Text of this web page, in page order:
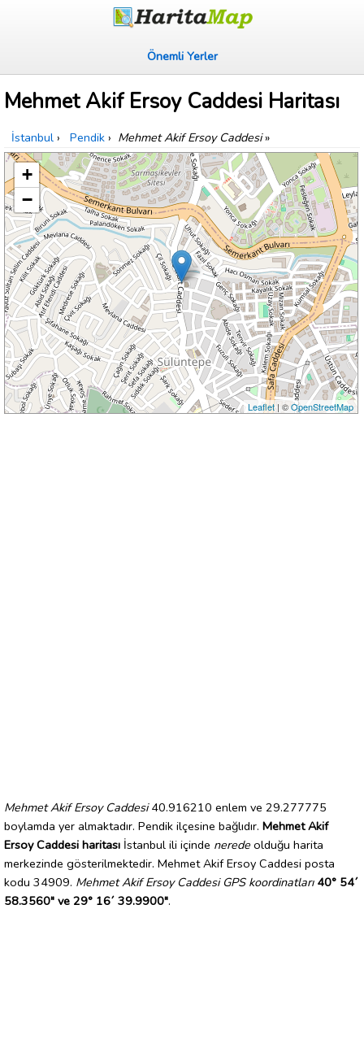
Önemli Yerler
Mehmet Akif Ersoy Caddesi Haritası
İstanbul › Pendik › Mehmet Akif Ersoy Caddesi»
+
−
Leaflet| ©OpenStreetMap
Mehmet Akif Ersoy Caddesi40.916210 enlem ve 29.277775
boylamda yer almaktadır. Pendik ilçesine bağlıdır. Mehmet Akif
Ersoy Caddesi haritası İstanbul ili içinde nerede olduğu harita
merkezinde gösterilmektedir. Mehmet Akif Ersoy Caddesi posta
kodu 34909. Mehmet Akif Ersoy Caddesi GPS koordinatları 40° 54´
58.3560" ve 29° 16´ 39.9900".